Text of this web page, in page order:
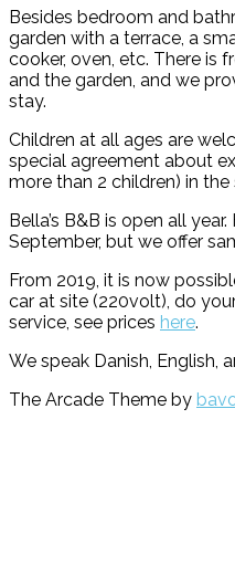
Besides bedroom and
garden with a terrace, a
cooker, oven, etc. There is
and the garden, and we
stay.
Children at all ages are
special agreement about
more than 2 children) in the
Bella’s B&B is open all
September, but we offer
From 2019, it is now
car at site (220volt), do
service, see prices here.
We speak Danish, English,
The Arcade Theme by